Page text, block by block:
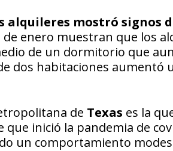
alquileres mostró signos
de enero muestran que los
de un dormitorio que
dos habitaciones aumentó
de Texas es la
que inició la pandemia de
un comportamiento